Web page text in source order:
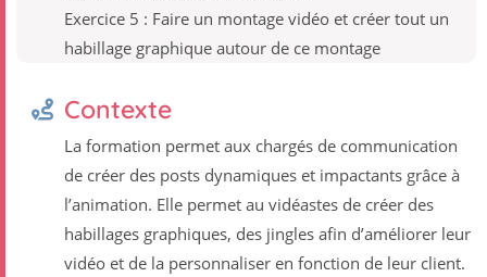
Exercice 5 : Faire un montage vidéo et créer tout un
habillage graphique autour de ce montage
Contexte
La formation permet aux chargés de communication
de créer des posts dynamiques et impactants grâce à
l’animation. Elle permet au vidéastes de créer des
habillages graphiques, des jingles afin d’améliorer leur
vidéo et de la personnaliser en fonction de leur client.